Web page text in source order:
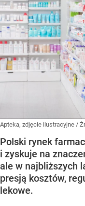
Apteka, zdjęcie ilustracyjne /
Polski rynek
i zyskuje na
ale w najbliższych
presją kosztów,
lekowe.